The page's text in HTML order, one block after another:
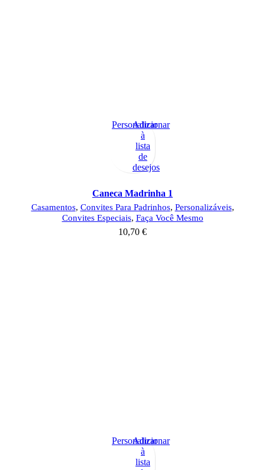
Personalizar
Adicionar
à
lista
de
desejos
Caneca Madrinha 1
Casamentos, Convites Para Padrinhos, Personalizáveis,
Convites Especiais, Faça Você Mesmo
10,70 €
Personalizar
Adicionar
à
lista